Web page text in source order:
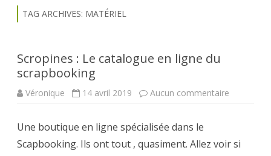
TAG ARCHIVES: MATÉRIEL
Scropines : Le catalogue en ligne du
scrapbooking
Véronique 14 avril 2019 Aucun commentaire
ligne
Une boutique en ligne spécialisée dans le
Scapbooking. Ils ont tout , quasiment. Allez voir si